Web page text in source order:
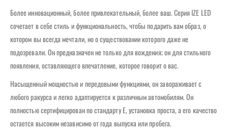
Более инновационный, более привлекательный, более ваш. Серия IZE LED
сочетает в себе стиль и функциональность, чтобы подарить вам образ, о
котором вы всегда мечтали, но о существовании которого даже не
подозревали. Он предназначен не только для вождения; он для стильного
появления, оставляющего впечатление, которое говорит о вас.
Насыщенный мощностью и передовыми функциями, он завораживает с
любого ракурса и легко адаптируется к различным автомобилям. Он
полностью сертифицирован по стандарту E, установка проста, а его качество
остается высоким независимо от года выпуска или пробега.